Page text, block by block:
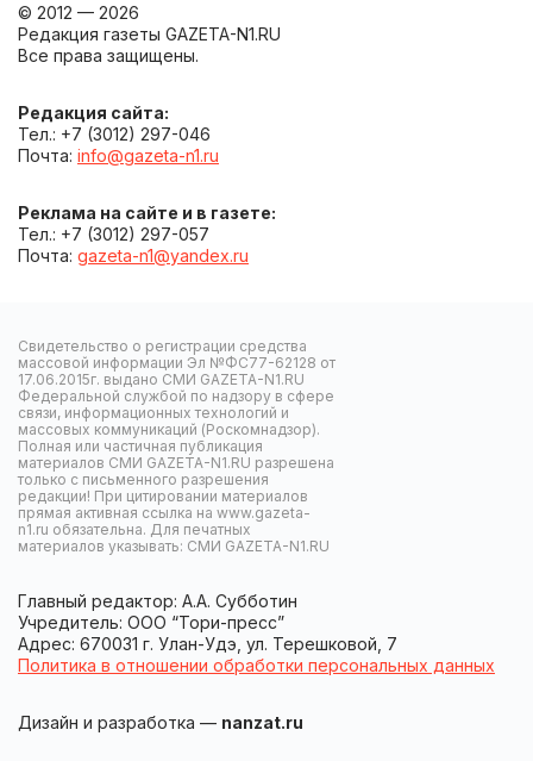
© 2012 — 2026
Редакция газеты GAZETA-N1.RU
Все права защищены.
Редакция сайта:
Тел.: +7 (3012) 297-046
Почта: info@gazeta-n1.ru
Реклама на сайте и в газете:
Тел.: +7 (3012) 297-057
Почта: gazeta-n1@yandex.ru
Свидетельство о регистрации средства
массовой информации Эл №ФС77-62128 от
17.06.2015г. выдано СМИ GAZETA-N1.RU
Федеральной службой по надзору в сфере
связи, информационных технологий и
массовых коммуникаций (Роскомнадзор).
Полная или частичная публикация
материалов СМИ GAZETA-N1.RU разрешена
только с письменного разрешения
редакции! При цитировании материалов
прямая активная ссылка на www.gazeta-
n1.ru обязательна. Для печатных
материалов указывать: СМИ GAZETA-N1.RU
Главный редактор: А.А. Субботин
Учредитель: ООО “Тори-пресс”
Адрес: 670031 г. Улан-Удэ, ул. Терешковой, 7
Политика в отношении обработки персональных данных
Дизайн и разработка — nanzat.ru